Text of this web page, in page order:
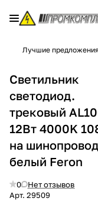
Лучшие предложения
Светильник
светодиод.
трековый
12Вт 4000K
на
белый Feron
0
Нет отзывов
Арт. 29509